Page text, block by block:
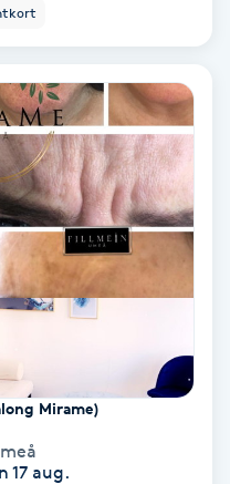
Mirame)
17 aug.